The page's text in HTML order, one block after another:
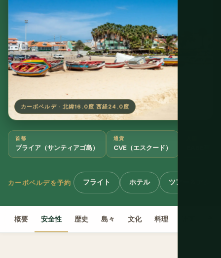
カーボベルデ · 北緯16.0度 西経24.0度
首都
プライア（サンティアゴ島）
通貨
CVE（エスクード）
カーボベルデを予約 フライト ホテル ツアー＆アクテ
概要 安全性 歴史 島々 文化 料理